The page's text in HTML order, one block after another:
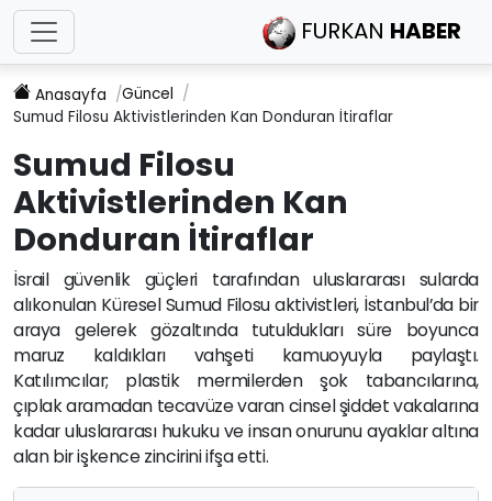
FURKAN HABER
Anasayfa
Güncel
Sumud Filosu Aktivistlerinden Kan Donduran İtiraflar
Sumud Filosu
Aktivistlerinden Kan
Donduran İtiraflar
İsrail güvenlik güçleri tarafından uluslararası sularda
alıkonulan Küresel Sumud Filosu aktivistleri, İstanbul’da bir
araya gelerek gözaltında tutuldukları süre boyunca
maruz kaldıkları vahşeti kamuoyuyla paylaştı.
Katılımcılar; plastik mermilerden şok tabancılarına,
çıplak aramadan tecavüze varan cinsel şiddet vakalarına
kadar uluslararası hukuku ve insan onurunu ayaklar altına
alan bir işkence zincirini ifşa etti.